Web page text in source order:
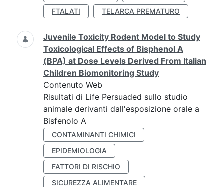
FTALATI
TELARCA PREMATURO
Juvenile Toxicity Rodent Model to Study
Toxicological Effects of Bisphenol A
(BPA) at Dose Levels Derived From Italian
Children Biomonitoring Study
Contenuto Web
Risultati di Life Persuaded sullo studio
animale derivanti dall'esposizione orale a
Bisfenolo A
CONTAMINANTI CHIMICI
EPIDEMIOLOGIA
FATTORI DI RISCHIO
SICUREZZA ALIMENTARE